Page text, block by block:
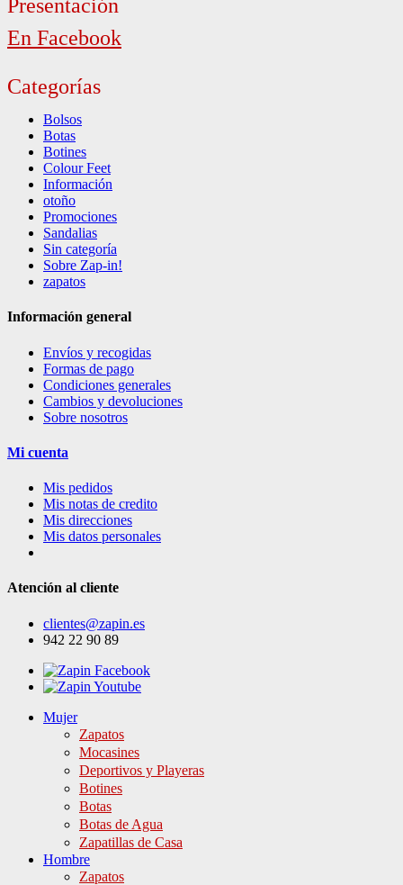
Presentación
En Facebook
Categorías
Bolsos
Botas
Botines
Colour Feet
Información
otoño
Promociones
Sandalias
Sin categoría
Sobre Zap-in!
zapatos
Información general
Envíos y recogidas
Formas de pago
Condiciones generales
Cambios y devoluciones
Sobre nosotros
Mi cuenta
Mis pedidos
Mis notas de credito
Mis direcciones
Mis datos personales
Atención al cliente
clientes@zapin.es
942 22 90 89
Mujer
Zapatos
Mocasines
Deportivos y Playeras
Botines
Botas
Botas de Agua
Zapatillas de Casa
Hombre
Zapatos